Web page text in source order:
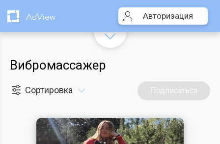
AdView Авторизация
Вибромассажер
Сортировка Подписаться